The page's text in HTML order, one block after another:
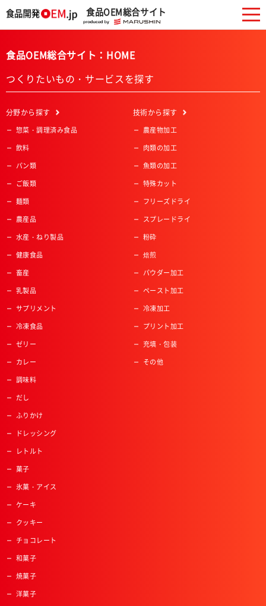
食品OEM総合サイト
食品OEM総合サイト：HOME
つくりたいもの・サービスを探す
分野から探す
惣菜・調理済み食品
飲料
パン類
ご飯類
麺類
農産品
水産・ねり製品
健康食品
畜産
乳製品
サプリメント
冷凍食品
ゼリー
カレー
調味料
だし
ふりかけ
ドレッシング
レトルト
菓子
氷菓・アイス
ケーキ
クッキー
チョコレート
和菓子
焼菓子
洋菓子
技術から探す
農産物加工
肉類の加工
魚類の加工
特殊カット
フリーズドライ
スプレードライ
粉砕
焙煎
パウダー加工
ペースト加工
冷凍加工
プリント加工
充填・包装
その他